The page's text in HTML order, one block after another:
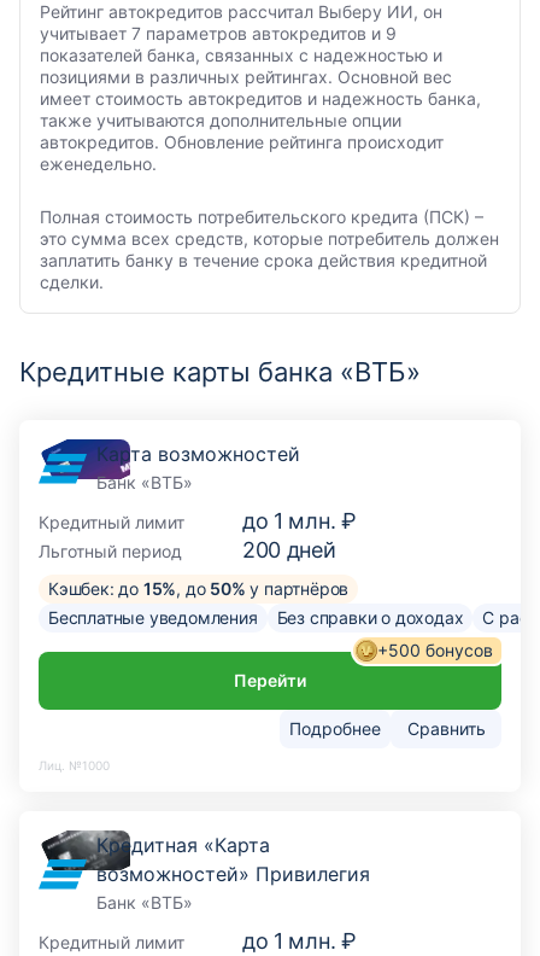
Рейтинг автокредитов рассчитал Выберу ИИ, он
учитывает 7 параметров автокредитов и 9
показателей банка, связанных с надежностью и
позициями в различных рейтингах. Основной вес
имеет стоимость автокредитов и надежность банка,
также учитываются дополнительные опции
автокредитов. Обновление рейтинга происходит
еженедельно.
Полная стоимость потребительского кредита (ПСК) –
это сумма всех средств, которые потребитель должен
заплатить банку в течение срока действия кредитной
сделки.
Кредитные карты банка «ВТБ»
Карта возможностей
Банк «ВТБ»
Кредитный лимит
до 1 млн. ₽
Льготный период 200 дней
Кэшбек: до 15%, до 50% у партнёров
Бесплатные уведомления
Без справки о доходах С
Подробнее Сравнить
+500 бонусов
Перейти
Лиц. №1000
Кредитная «Карта
возможностей» Привилегия
Банк «ВТБ»
Кредитный лимит
до 1 млн. ₽